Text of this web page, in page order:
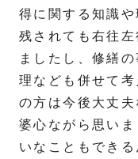
得に関する知識
残されても右往
ましたし、修繕
理なども併せて
の方は今後大丈
婆心ながら思い
いなこともでき